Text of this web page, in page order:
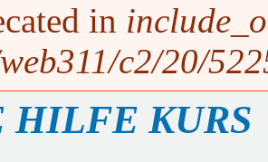
in
c2/20/
HILFE KURS